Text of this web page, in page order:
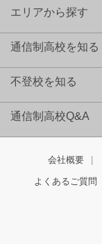
エリアから探す
通信制高校を知る
不登校を知る
通信制高校Q&A
会社概要
よくあるご質問